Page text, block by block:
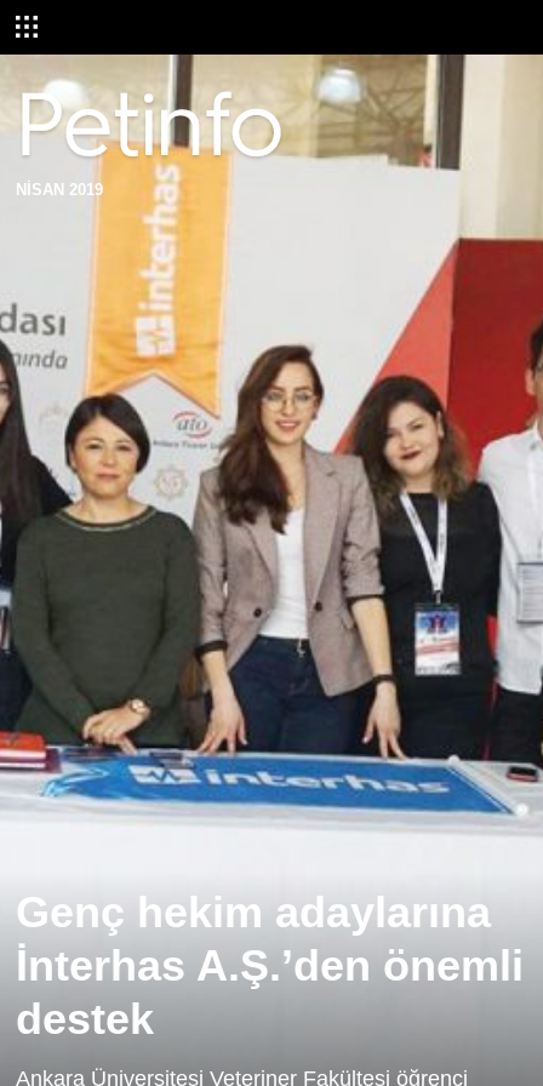
NİSAN 2019
Genç hekim adaylarına
İnterhas A.Ş.’den önemli
destek
Ankara Üniversitesi Veteriner Fakültesi öğrenci